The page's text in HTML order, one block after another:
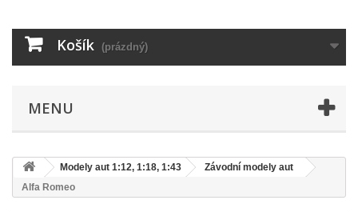
Košík (prázdný)
MENU
Modely aut 1:12, 1:18, 1:43
Závodní modely aut
Alfa Romeo